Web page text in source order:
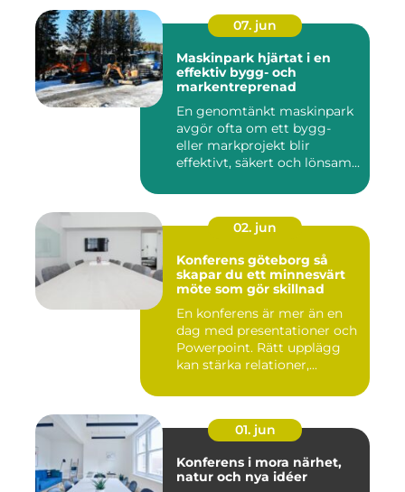
07. jun
Maskinpark hjärtat i en
effektiv bygg- och
markentreprenad
En genomtänkt maskinpark
avgör ofta om ett bygg-
eller markprojekt blir
effektivt, säkert och lönsam...
02. jun
Konferens göteborg så
skapar du ett minnesvärt
möte som gör skillnad
En konferens är mer än en
dag med presentationer och
Powerpoint. Rätt upplägg
kan stärka relationer,...
01. jun
Konferens i mora närhet,
natur och nya idéer